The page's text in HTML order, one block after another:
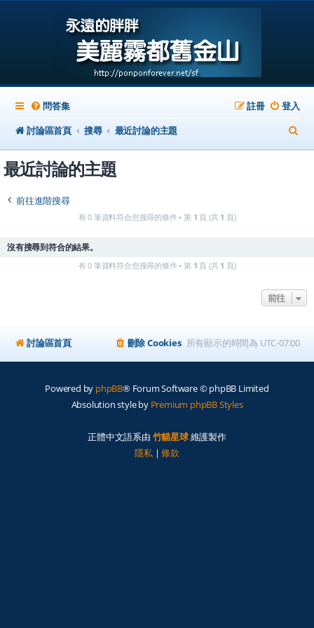
問答集 登入
註冊
討論區首頁
搜尋 最近討論的主題
尋
最近討論的主題
前往進階搜尋
有 0 筆資料符合您搜尋的條件 • 第 1 頁 (共 1 頁)
沒有搜尋到符合的結果。
有 0 筆資料符合您搜尋的條件 • 第 1 頁 (共 1 頁)
前往
討論區首頁 所有顯示的時間為 UTC-07:00
刪除 Cookies
Powered by phpBB® Forum Software © phpBB Limited
Absolution style by Premium phpBB Styles
正體中文語系由 竹貓星球維護製作
隱私 |條款